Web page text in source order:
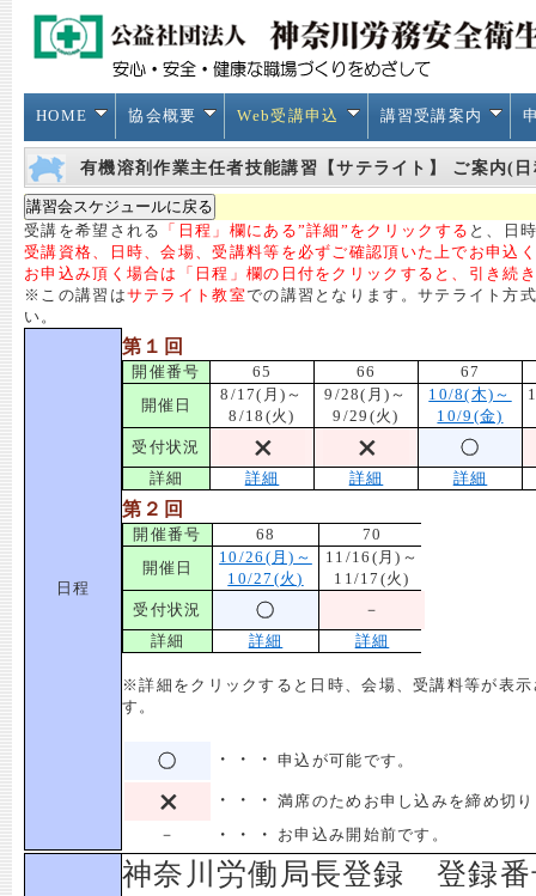
HOME 協会概要 Web受講申込 講習受講案内
有機溶剤作業主任者技能講習【サテライト】 ご案内(
受講を希望される 「日程」欄にある”詳細”をクリックする と、日
受講資格、日時、会場、受講料等を必ずご確認頂いた上でお申込
お申込み頂く場合は「日程」欄の日付をクリックすると、引き続
※この講習はサテライト教室での講習となります。サテライト方
い。
日程
第１回
開催番号 65 66
67
開催日
8/17(月)～
8/18(火)
9/28(月)～
9/29(火)
10/8(木)～
10/9(金)
受付状況
詳細
詳細 詳細 詳細
第２回
開催番号 68
70
開催日
10/26(月)～
10/27(火)
11/16(月)～
11/17(火)
受付状況
－
詳細
詳細 詳細
※詳細をクリックすると日時、会場、受講料等が表
す。
・・・ 申込が可能です。
・・・ 満席のためお申し込みを締め切
－
・・・ お申込み開始前です。
神奈川労働局長登録 登録番